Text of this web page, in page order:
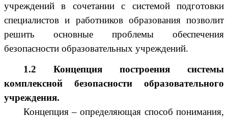
учреждений в сочетании с системой подготовки
специалистов и работников образования позволит
решить основные проблемы обеспечения
безопасности образовательных учреждений.
1.2 Концепция построения системы
комплексной безопасности образовательного
учреждения.
Концепция – определяющая способ понимания,